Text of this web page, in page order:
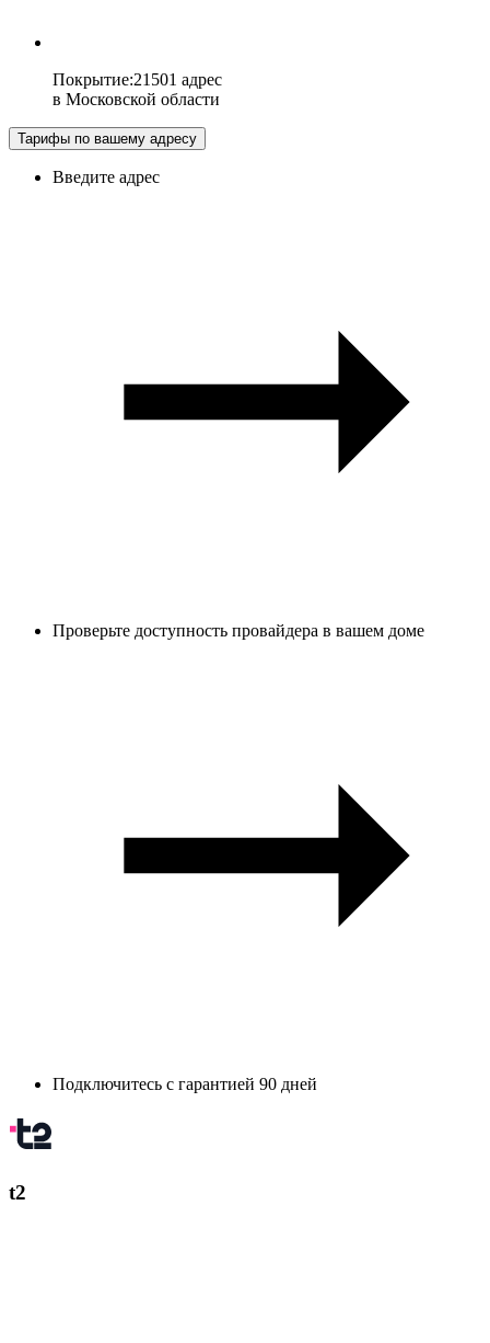
Покрытие:21501 адрес
в Московской области
Тарифы по вашему адресу
Введите адрес
Проверьте доступность провайдера в вашем доме
Подключитесь с гарантией 90 дней
t2